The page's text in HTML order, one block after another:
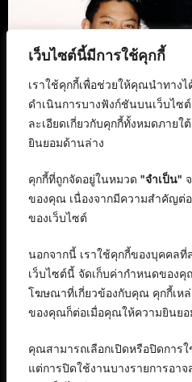
เว็บไซต์นี้มีการใช้คุกกี้
เราใช้คุกกี้เพื่อช่วยให้คุณนำทาง
ดำเนินการบางฟังก์ชันบนเว็บไ
ละเอียดเกี่ยวกับคุกกี้ทั้งหมดภาย
ยินยอมด้านล่าง
คุกกี้ที่ถูกจัดอยู่ในหมวด "จำเป็น"
ของคุณ เนื่องจากมีความสำคัญต่
ของเว็บไซต์
นอกจากนี้ เราใช้คุกกี้ของบุคคล
เว็บไซต์นี้ จัดเก็บค่ากำหนดของ
โฆษณาที่เกี่ยวข้องกับคุณ คุกกี้เหล่
ของคุณก็ต่อเมื่อคุณให้ความยินย
คุณสามารถเลือกเปิดหรือปิดการ
แต่การปิดใช้งานบางรายการอา